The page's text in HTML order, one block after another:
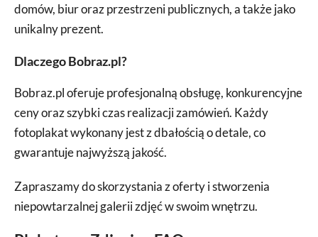
domów, biur oraz przestrzeni publicznych, a także jako
unikalny prezent.
Dlaczego Bobraz.pl?
Bobraz.pl oferuje profesjonalną obsługę, konkurencyjne
ceny oraz szybki czas realizacji zamówień. Każdy
fotoplakat wykonany jest z dbałością o detale, co
gwarantuje najwyższą jakość.
Zapraszamy do skorzystania z oferty i stworzenia
niepowtarzalnej galerii zdjęć w swoim wnętrzu.